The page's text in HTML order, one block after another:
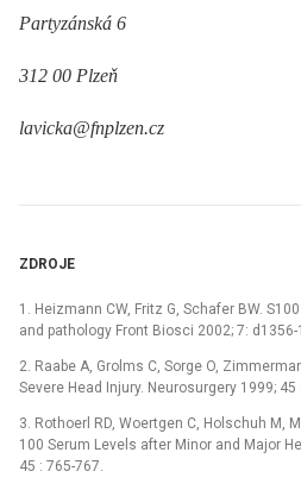
Partyzánská 6
312 00 Plzeň
lavicka@fnplzen.cz
ZDROJE
1. Heizmann CW, Fritz G, Schafer BW.
and pathology Front Biosci 2002; 7: d1356-
2. Raabe A, Grolms C, Sorge O,
Severe Head Injury. Neurosurgery 1999; 45
3. Rothoerl RD, Woertgen C, Holschuh M,
100 Serum Levels after Minor and Major
45 : 765-767.